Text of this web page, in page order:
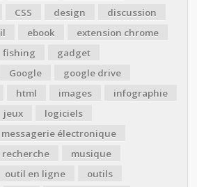
CSS design
discussion
ebook
extension chrome
fishing
gadget
Google
google drive
html images
infographie
jeux
logiciels
messagerie électronique
recherche
musique
outil en ligne
outils